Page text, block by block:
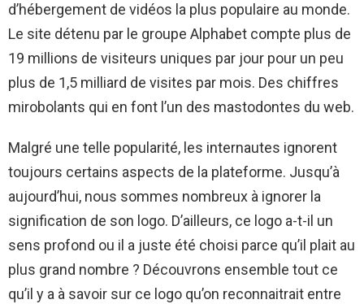
d’hébergement de vidéos la plus populaire au monde.
Le site détenu par le groupe Alphabet compte plus de
19 millions de visiteurs uniques par jour pour un peu
plus de 1,5 milliard de visites par mois. Des chiffres
mirobolants qui en font l’un des mastodontes du web.
Malgré une telle popularité, les internautes ignorent
toujours certains aspects de la plateforme. Jusqu’à
aujourd’hui, nous sommes nombreux à ignorer la
signification de son logo. D’ailleurs, ce logo a-t-il un
sens profond ou il a juste été choisi parce qu’il plait au
plus grand nombre ? Découvrons ensemble tout ce
qu’il y a à savoir sur ce logo qu’on reconnaitrait entre